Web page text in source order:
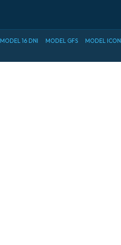
MODEL 16 DNI MODEL GFS MODEL ICON